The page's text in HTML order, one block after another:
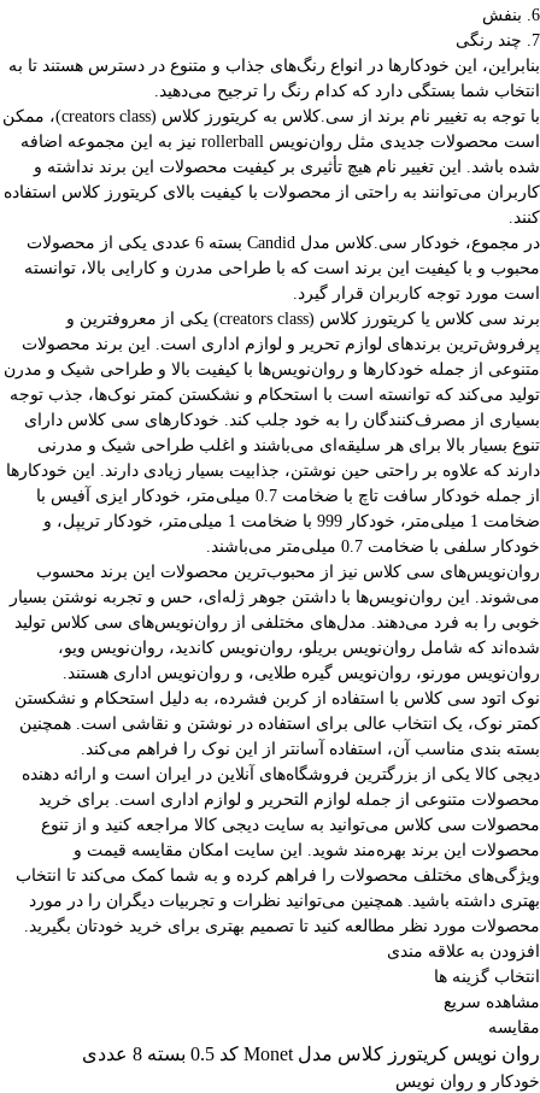
6. بنفش
7. چند رنگی
بنابراین، این خودکارها در انواع رنگ‌های جذاب و متنوع در دسترس هستند تا به
انتخاب شما بستگی دارد که کدام رنگ را ترجیح می‌دهید.
با توجه به تغییر نام برند از سی.کلاس به کریتورز کلاس (creators class)، ممکن
است محصولات جدیدی مثل روان‌نویس rollerball نیز به این مجموعه اضافه
شده باشد. این تغییر نام هیچ تأثیری بر کیفیت محصولات این برند نداشته و
کاربران می‌توانند به راحتی از محصولات با کیفیت بالای کریتورز کلاس استفاده
کنند.
در مجموع، خودکار سی.کلاس مدل Candid بسته 6 عددی یکی از محصولات
محبوب و با کیفیت این برند است که با طراحی مدرن و کارایی بالا، توانسته
است مورد توجه کاربران قرار گیرد.
برند سی کلاس یا کریتورز کلاس (creators class) یکی از معروفترین و
پرفروش‌ترین برندهای لوازم تحریر و لوازم اداری است. این برند محصولات
متنوعی از جمله خودکارها و روان‌نویس‌ها با کیفیت بالا و طراحی شیک و مدرن
تولید می‌کند که توانسته است با استحکام و نشکستن کمتر نوک‌ها، جذب توجه
بسیاری از مصرف‌کنندگان را به خود جلب کند. خودکارهای سی کلاس دارای
تنوع بسیار بالا برای هر سلیقه‌ای می‌باشند و اغلب طراحی شیک و مدرنی
دارند که علاوه بر راحتی حین نوشتن، جذابیت بسیار زیادی دارند. این خودکارها
از جمله خودکار سافت تاچ با ضخامت 0.7 میلی‌متر، خودکار ایزی آفیس با
ضخامت 1 میلی‌متر، خودکار 999 با ضخامت 1 میلی‌متر، خودکار تریپل، و
خودکار سلفی با ضخامت 0.7 میلی‌متر می‌باشند.
روان‌نویس‌های سی کلاس نیز از محبوب‌ترین محصولات این برند محسوب
می‌شوند. این روان‌نویس‌ها با داشتن جوهر ژله‌ای، حس و تجربه نوشتن بسیار
خوبی را به فرد می‌دهند. مدل‌های مختلفی از روان‌نویس‌های سی کلاس تولید
شده‌اند که شامل روان‌نویس بریلو، روان‌نویس کاندید، روان‌نویس ویو،
روان‌نویس مورنو، روان‌نویس گیره طلایی، و روان‌نویس اداری هستند.
نوک اتود سی کلاس با استفاده از کربن فشرده، به دلیل استحکام و نشکستن
کمتر نوک، یک انتخاب عالی برای استفاده در نوشتن و نقاشی است. همچنین
بسته بندی مناسب آن، استفاده آسانتر از این نوک را فراهم می‌کند.
دیجی کالا یکی از بزرگترین فروشگاه‌های آنلاین در ایران است و ارائه دهنده
محصولات متنوعی از جمله لوازم التحریر و لوازم اداری است. برای خرید
محصولات سی کلاس می‌توانید به سایت دیجی کالا مراجعه کنید و از تنوع
محصولات این برند بهره‌مند شوید. این سایت امکان مقایسه قیمت و
ویژگی‌های مختلف محصولات را فراهم کرده و به شما کمک می‌کند تا انتخاب
بهتری داشته باشید. همچنین می‌توانید نظرات و تجربیات دیگران را در مورد
محصولات مورد نظر مطالعه کنید تا تصمیم بهتری برای خرید خودتان بگیرید.
افزودن به علاقه مندی
انتخاب گزینه ها
مشاهده سریع
مقایسه
روان نویس کریتورز کلاس مدل Monet کد 0.5 بسته 8 عددی
خودکار و روان نویس